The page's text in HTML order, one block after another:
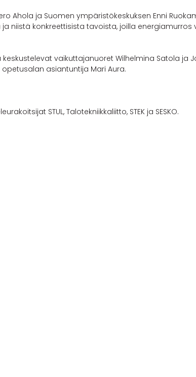
Ahola ja Suomen ympäristökeskuksen Enni
niistä konkreettisista tavoista, joilla energiamurros
vaikuttajanuoret Wilhelmina Satola ja
asiantuntija Mari Aura.
STUL, Talotekniikkaliitto, STEK ja SESKO.